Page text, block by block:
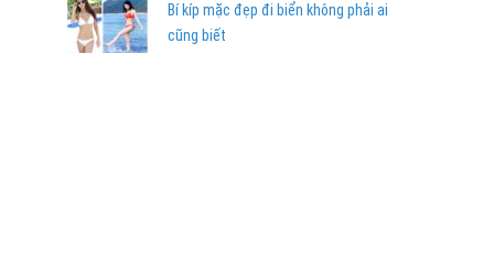
Bí kíp mặc đẹp đi biển không phải ai
cũng biết